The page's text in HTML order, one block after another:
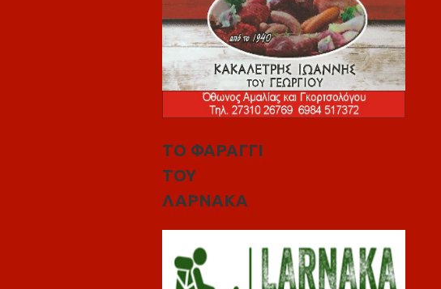
ΤΟ ΦΑΡΑΓΓΙ
ΤΟΥ
ΛΑΡΝΑΚΑ